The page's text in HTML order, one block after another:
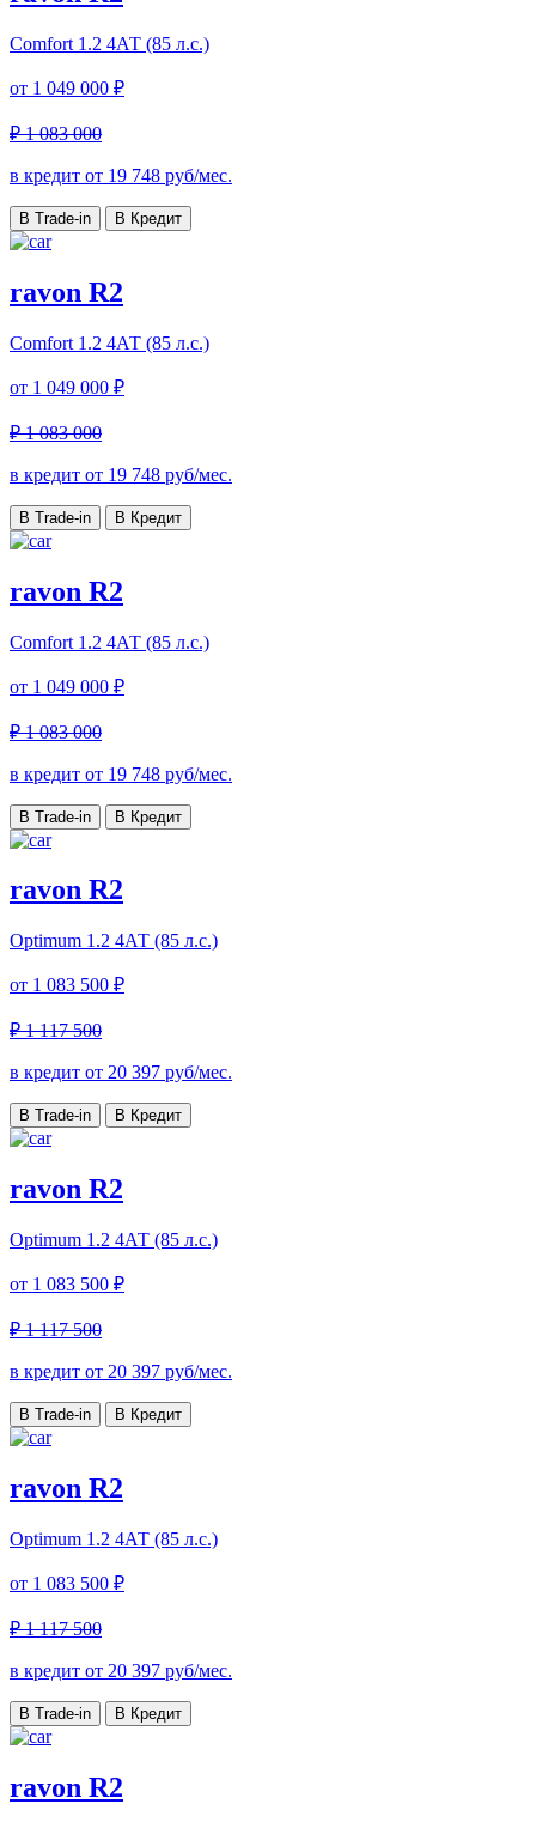
Comfort 1.2 4АТ (85 л.с.)
от 1 049 000 ₽
₽ 1 083 000
в кредит от 19 748 руб/мес.
В Trade-in В Кредит
ravon R2
Comfort 1.2 4АТ (85 л.с.)
от 1 049 000 ₽
₽ 1 083 000
в кредит от 19 748 руб/мес.
В Trade-in В Кредит
ravon R2
Comfort 1.2 4АТ (85 л.с.)
от 1 049 000 ₽
₽ 1 083 000
в кредит от 19 748 руб/мес.
В Trade-in В Кредит
ravon R2
Optimum 1.2 4АТ (85 л.с.)
от 1 083 500 ₽
₽ 1 117 500
в кредит от 20 397 руб/мес.
В Trade-in В Кредит
ravon R2
Optimum 1.2 4АТ (85 л.с.)
от 1 083 500 ₽
₽ 1 117 500
в кредит от 20 397 руб/мес.
В Trade-in В Кредит
ravon R2
Optimum 1.2 4АТ (85 л.с.)
от 1 083 500 ₽
₽ 1 117 500
в кредит от 20 397 руб/мес.
В Trade-in В Кредит
ravon R2